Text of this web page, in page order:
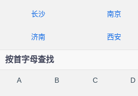
长沙 南京
济南 西安
按首字母查找
A B C D